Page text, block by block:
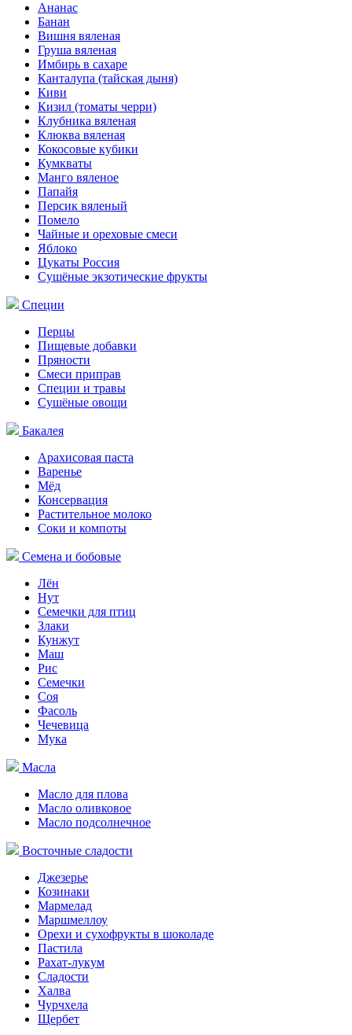
Ананас
Банан
Вишня вяленая
Груша вяленая
Имбирь в сахаре
Канталупа (тайская дыня)
Киви
Кизил (томаты черри)
Клубника вяленая
Клюква вяленая
Кокосовые кубики
Кумкваты
Манго вяленое
Папайя
Персик вяленый
Помело
Чайные и ореховые смеси
Яблоко
Цукаты Россия
Сушёные экзотические фрукты
Специи
Перцы
Пищевые добавки
Пряности
Смеси приправ
Специи и травы
Сушёные овощи
Бакалея
Арахисовая паста
Варенье
Мёд
Консервация
Растительное молоко
Соки и компоты
Семена и бобовые
Лён
Нут
Семечки для птиц
Злаки
Кунжут
Маш
Рис
Семечки
Соя
Фасоль
Чечевица
Мука
Масла
Масло для плова
Масло оливковое
Масло подсолнечное
Восточные сладости
Джезерье
Козинаки
Мармелад
Маршмеллоу
Орехи и сухофрукты в шоколаде
Пастила
Рахат-лукум
Сладости
Халва
Чурчхела
Щербет